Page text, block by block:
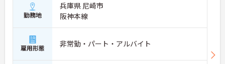
勤務地
兵庫県 尼崎市
阪神本線
雇用形態 非常勤・パート・アルバイト